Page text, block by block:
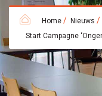
Home / Nieuws /
Start Campagne